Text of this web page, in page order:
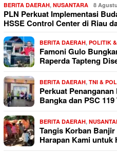
BERITA DAERAH, NUSANTARA 8
PLN Perkuat Implementasi
HSSE Control Center di Riau
BERITA DAERAH, POLITIK
Famoni Gulo
Raperda Tapteng
BERITA DAERAH, TNI &
Perkuat
Bangka dan PSC 119
BERITA DAERAH,
Tangis Korban
Harapan Kami untuk